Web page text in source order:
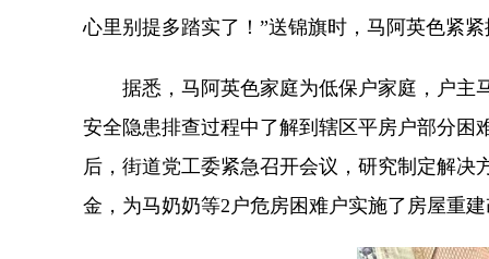
心里别提多踏实了！”送锦旗时，马阿英色紧
据悉，马阿英色家庭为低保户家庭，户主
安全隐患排查过程中了解到辖区平房户部分困
后，街道党工委紧急召开会议，研究制定解
金，为马奶奶等2户危房困难户实施了房屋重